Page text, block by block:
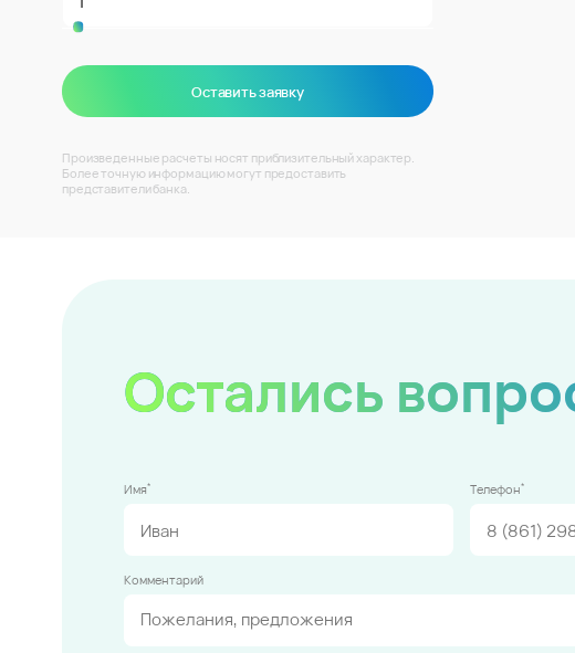
Оставить заявку
Произведенные расчеты носят приблизительный характер.
Более точную информацию могут предоставить
представители банка.
Остались
Имя* Телефон*
Комментарий